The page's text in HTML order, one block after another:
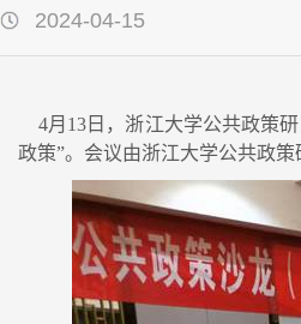
2024-04-15
4月13日，浙江大学公共政策
政策”。会议由浙江大学公共政